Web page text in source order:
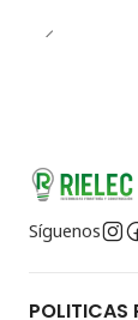
Síguenos
POLITICAS